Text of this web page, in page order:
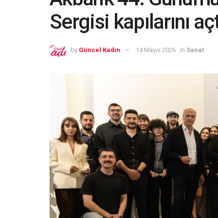
Sergisi kapılarını
by Güncel Kadın 14 Mayıs 2026 in Sanat